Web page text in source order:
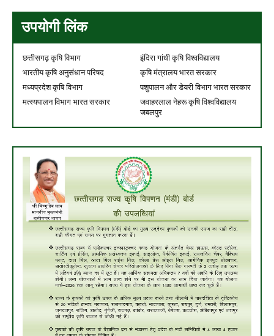
उपयोगी लिंक
छत्तीसगढ़ कृषि विभाग
इंदिरा गांधी कृषि विश्वविद्यालय
भारतीय कृषि अनुसंधान परिषद
कृषि मंत्रालय भारत सरकार
मध्यप्रदेश कृषि विभाग
पशुपालन और डेयरी विभाग भारत सरकार
मत्स्यपालन विभाग भारत सरकार
जवाहरलाल नेहरू कृषि विश्वविद्यालय
जबलपुर